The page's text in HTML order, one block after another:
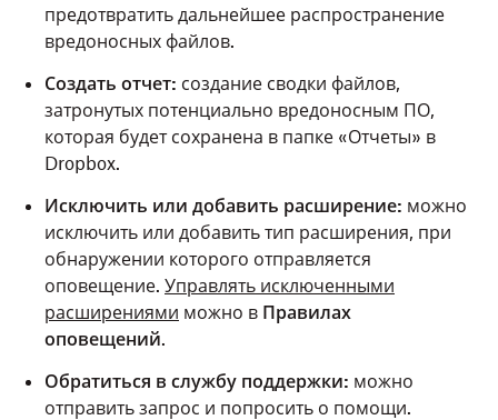
предотвратить дальнейшее распространение
вредоносных файлов.
Создать отчет: создание сводки файлов,
затронутых потенциально вредоносным ПО,
которая будет сохранена в папке «Отчеты» в
Dropbox.
Исключить или добавить расширение: можно
исключить или добавить тип расширения, при
обнаружении которого отправляется
оповещение. Управлять исключенными
расширениями можно в Правилах
оповещений.
Обратиться в службу поддержки: можно
отправить запрос и попросить о помощи.